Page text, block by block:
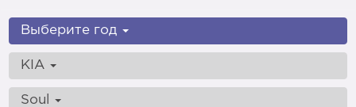
Выберите год
KIA
Soul